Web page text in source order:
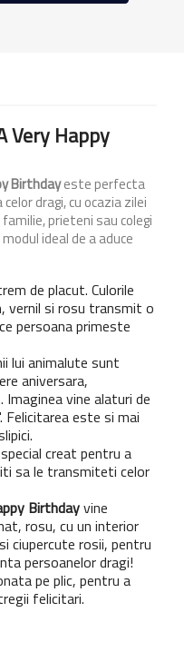
Very Happy
Birthdayeste perfecta
dragi, cu ocazia zilei
prieteni sau colegi
ideal de a aduce
de placut. Culorile
vernil si rosu transmit o
persoana primeste
lui animalute sunt
aniversara,
vine alaturi de
Felicitarea este si mai
creat pentru a
sa le transmiteti celor
Birthdayvine
rosu, cu un interior
ciupercute rosii, pentru
persoanelor dragi!
pe plic, pentru a
felicitari.